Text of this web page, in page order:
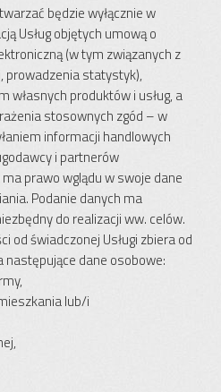
będzie wyłącznie w
Usług objętych umową o
(w tym związanych z
prowadzenia statystyk),
własnych produktów i usług, a
stosownych zgód – w
informacji handlowych
i partnerów
prawo wglądu w swoje dane
Podanie danych ma
do realizacji ww. celów.
od świadczonej Usługi zbiera od
następujące dane osobowe:
lub/i